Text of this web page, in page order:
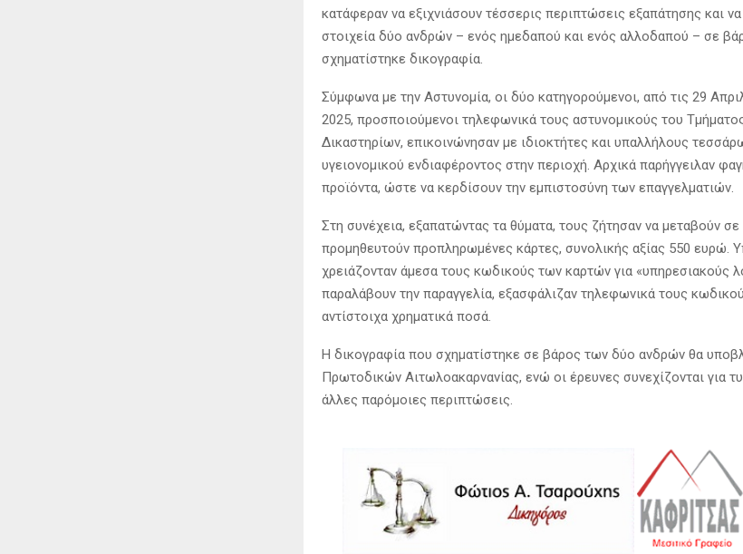
κατάφεραν να εξιχνιάσουν τέσσερις περιπτώσεις εξαπάτησης και
στοιχεία δύο ανδρών – ενός ημεδαπού και ενός αλλοδαπού – σε
σχηματίστηκε δικογραφία.
Σύμφωνα με την Αστυνομία, οι δύο κατηγορούμενοι, από τις 29
2025, προσποιούμενοι τηλεφωνικά τους αστυνομικούς του
Δικαστηρίων, επικοινώνησαν με ιδιοκτήτες και υπαλλήλους
υγειονομικού ενδιαφέροντος στην περιοχή. Αρχικά παρήγγειλαν
προϊόντα, ώστε να κερδίσουν την εμπιστοσύνη των επαγγελματιών.
Στη συνέχεια, εξαπατώντας τα θύματα, τους ζήτησαν να μεταβούν σε
προμηθευτούν προπληρωμένες κάρτες, συνολικής αξίας 550 ευρώ.
χρειάζονταν άμεσα τους κωδικούς των καρτών για «υπηρεσιακούς
παραλάβουν την παραγγελία, εξασφάλιζαν τηλεφωνικά τους
αντίστοιχα χρηματικά ποσά.
Η δικογραφία που σχηματίστηκε σε βάρος των δύο ανδρών θα
Πρωτοδικών Αιτωλοακαρνανίας, ενώ οι έρευνες συνεχίζονται για
άλλες παρόμοιες περιπτώσεις.